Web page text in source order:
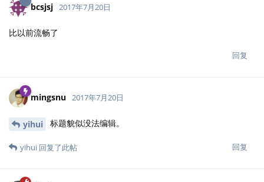
bcsjsj 2017年7月20日
比以前流畅了
回复
mingsnu 2017年7月20日
yihui 标题貌似没法编辑。
回复
yihui 回复了此帖